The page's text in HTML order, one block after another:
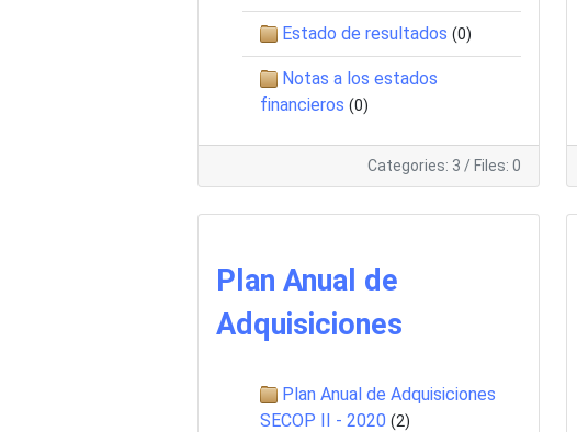
Estado de resultados (0)
Notas a los estados
financieros (0)
Categories: 3 / Files: 0
Plan Anual de
Adquisiciones
Plan Anual de Adquisiciones
SECOP II - 2020 (2)